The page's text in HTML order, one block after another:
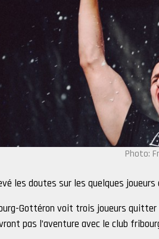
Photo:
les doutes sur les quelques
Gottéron voit trois joueurs
pas l’aventure avec le club